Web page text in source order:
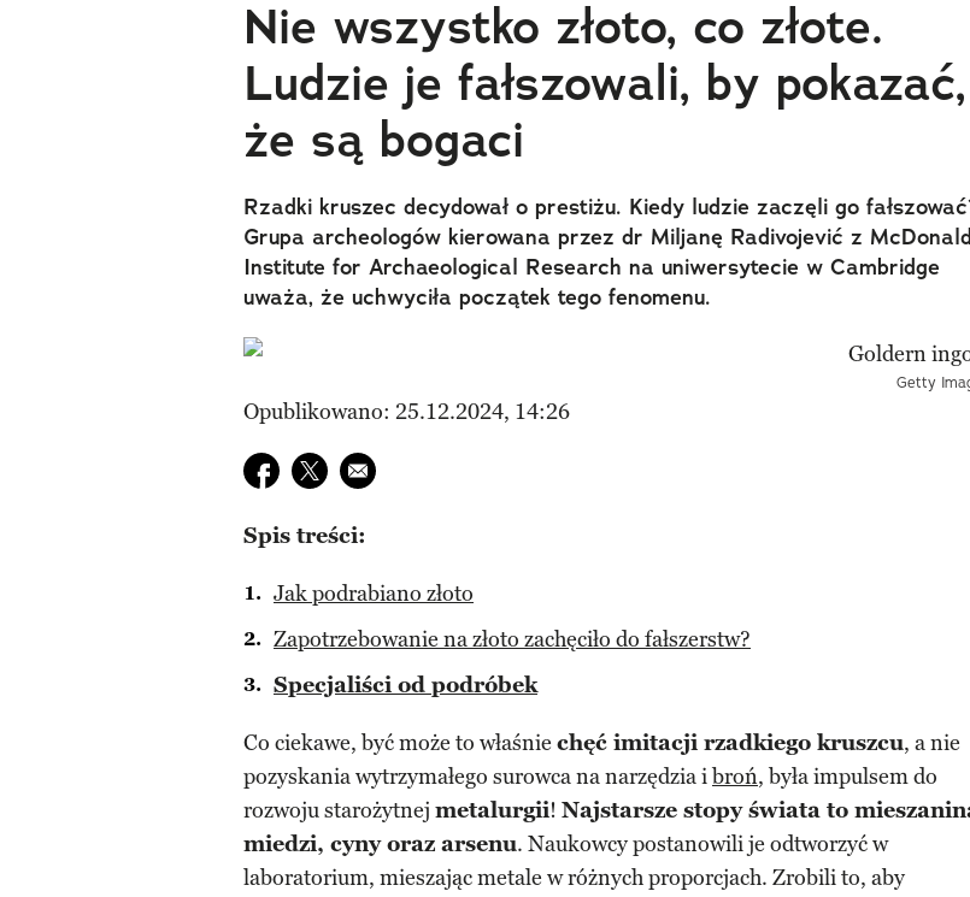
Nie wszystko złoto, co złote.
Ludzie je fałszowali, by pokazać,
że są bogaci
Rzadki kruszec decydował o prestiżu. Kiedy ludzie zaczęli go
Grupa archeologów kierowana przez dr Miljanę Radivojević z McDonald
Institute for Archaeological Research na uniwersytecie w Cambridge
uważa, że uchwyciła początek tego fenomenu.
Getty
Opublikowano: 25.12.2024, 14:26
Udostępnij na facebook
Udostępnij na twitter
E-mail do przyjaciela
Spis treści:
Jak podrabiano złoto
Zapotrzebowanie na złoto zachęciło do fałszerstw?
Specjaliści od podróbek
Co ciekawe, być może to właśnie chęć imitacji rzadkiego kruszcu, a nie
pozyskania wytrzymałego surowca na narzędzia ibroń, była impulsem do
rozwoju starożytnej metalurgii! Najstarsze stopy świata to
miedzi, cyny oraz arsenu. Naukowcy postanowili je odtworzyć w
laboratorium, mieszając metale w różnych proporcjach. Zrobili to, aby